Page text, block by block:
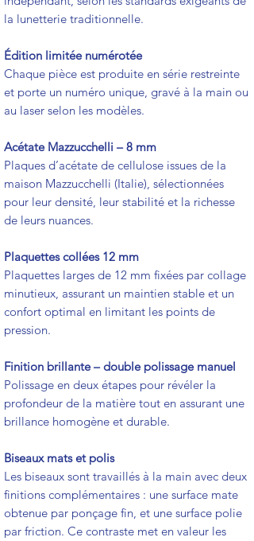
la lunetterie traditionnelle.
Édition limitée numérotée
Chaque pièce est produite en série restreinte
et porte un numéro unique, gravé à la main ou
au laser selon les modèles.
Acétate Mazzucchelli – 8 mm
Plaques d’acétate de cellulose issues de la
maison Mazzucchelli (Italie), sélectionnées
pour leur densité, leur stabilité et la richesse
de leurs nuances.
Plaquettes collées 12 mm
Plaquettes larges de 12 mm fixées par collage
minutieux, assurant un maintien stable et un
confort optimal en limitant les points de
pression.
Finition brillante – double polissage manuel
Polissage en deux étapes pour révéler la
profondeur de la matière tout en assurant une
brillance homogène et durable.
Biseaux mats et polis
Les biseaux sont travaillés à la main avec deux
finitions complémentaires : une surface mate
obtenue par ponçage fin, et une surface polie
par friction. Ce contraste met en valeur les